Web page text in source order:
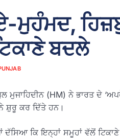
ਬਦਲੇ
ਮੁਜਾਹਿਦੀਨ (HM) ਨੇ ਭਾਰਤ ਦੇ
ਸ਼ੁਰੂ ਕਰ ਦਿੱਤੇ ਹਨ।
ਕਿ ਇਨ੍ਹਾਂ ਸਮੂਹਾਂ ਵੱਲੋਂ